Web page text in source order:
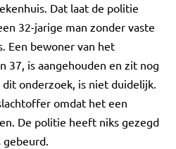
Dat laat de politie
32-jarige man zonder vaste
Een bewoner van het
37, is aangehouden en zit nog
onderzoek, is niet duidelijk.
omdat het een
De politie heeft niks gezegd
gebeurd.